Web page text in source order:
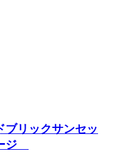
ブリックサンセッ
ジ